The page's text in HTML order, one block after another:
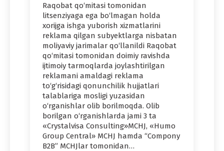
Raqobat qo‘mitasi tomonidan
litsenziyaga ega bo‘lmagan holda
xorijga ishga yuborish xizmatlarini
reklama qilgan subyektlarga nisbatan
moliyaviy jarimalar qo‘llanildi Raqobat
qo‘mitasi tomonidan doimiy ravishda
ijtimoiy tarmoqlarda joylashtirilgan
reklamani amaldagi reklama
to‘g‘risidagi qonunchilik hujjatlari
talablariga mosligi yuzasidan
o‘rganishlar olib borilmoqda. Olib
borilgan o‘rganishlarda jami 3 ta
«Crystalvisa Consulting»MCHJ, «Humo
Group Central» MCHJ hamda “Compony
B2B” MCHJlar tomonidan…